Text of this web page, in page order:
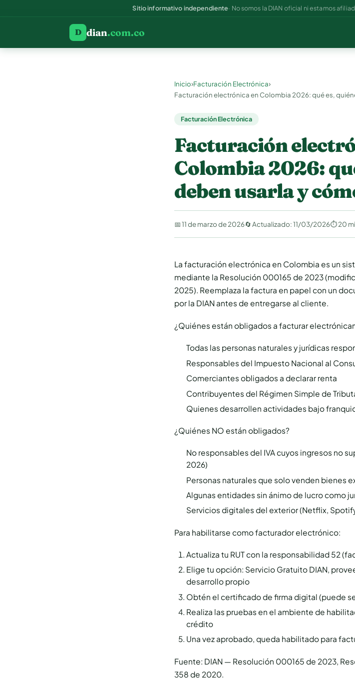
Sitio informativo independiente· No somos la DIAN oficial ni estamos
D dian.com.co
Inicio›Facturación Electrónica›
Facturación electrónica en Colombia 2026: qué es,
Facturación Electrónica
Facturación
Colombia 2026:
deben usarla y
📅11 de marzo de 2026🔄 Actualizado:11/03/2026⏱ 20
La facturación electrónica en Colombia es un
mediante la Resolución 000165 de 2023
2025). Reemplaza la factura en papel con un
por la DIAN antes de entregarse al cliente.
¿Quiénes están obligados a facturar
Todas las personas naturales y jurídicas
Responsables del Impuesto Nacional al
Comerciantes obligados a declarar renta
Contribuyentes del Régimen Simple de
Quienes desarrollen actividades bajo
¿Quiénes NO están obligados?
No responsables del IVA cuyos ingresos no
2026)
Personas naturales que solo venden bienes
Algunas entidades sin ánimo de lucro como
Servicios digitales del exterior (Netflix,
Para habilitarse como facturador electrónico:
Actualiza tu RUT con la responsabilidad 52
Elige tu opción: Servicio Gratuito DIAN,
desarrollo propio
Obtén el certificado de firma digital (puede
Realiza las pruebas en el ambiente de
crédito
Una vez aprobado, queda habilitado para
Fuente: DIAN — Resolución 000165 de 2023,
358 de 2020.